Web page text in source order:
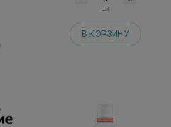
шт
В КОРЗИНУ